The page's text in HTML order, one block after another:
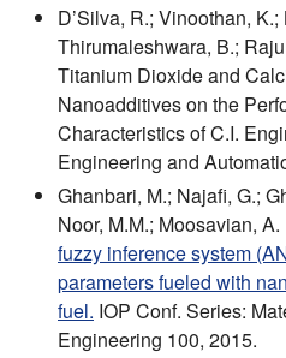
D’Silva, R.; Vinoothan, K.;
Thirumaleshwara, B.;
Titanium Dioxide and
Nanoadditives on the
Characteristics of C.I.
Engineering and
Ghanbari, M.; Najafi, G.;
Noor, M.M.; Moosavian, A.
fuzzy inference system
parameters fueled with
fuel. IOP Conf. Series:
Engineering 100, 2015.